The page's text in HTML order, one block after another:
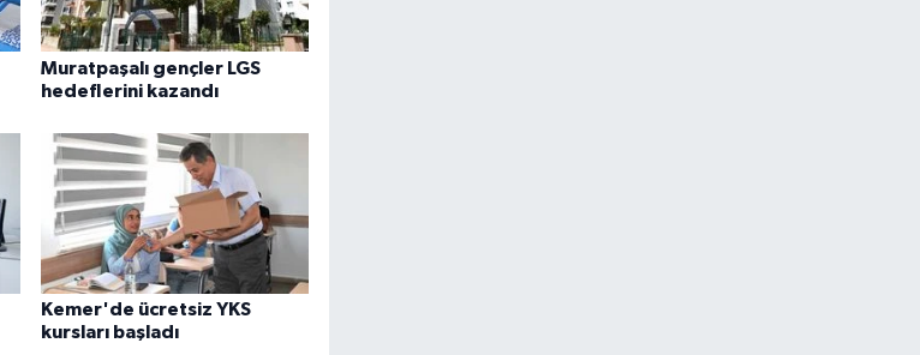
Muratpaşalı gençler LGS
hedeflerini kazandı
Kemer'de ücretsiz YKS
kursları başladı